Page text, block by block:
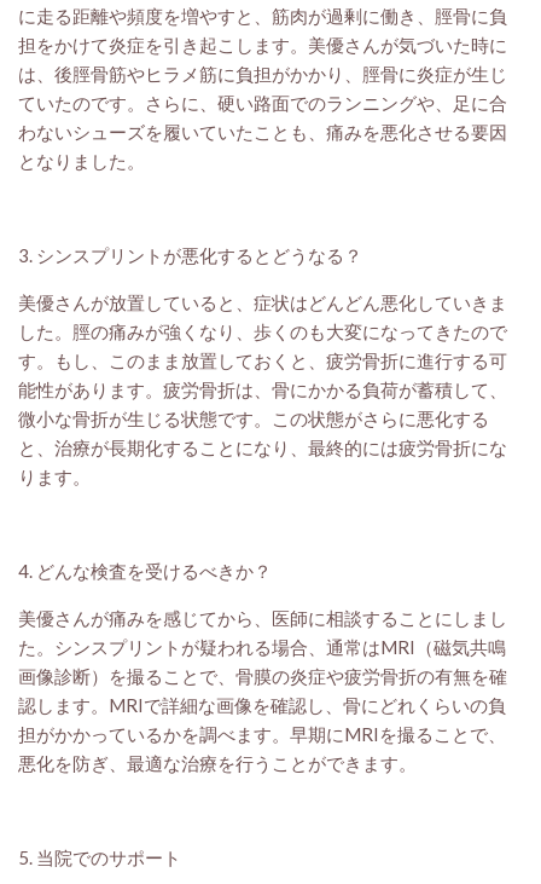
に走る距離や頻度を増やすと、筋肉が過剰に働き、脛骨に負
担をかけて炎症を引き起こします。美優さんが気づいた時に
は、後脛骨筋やヒラメ筋に負担がかかり、脛骨に炎症が生じ
ていたのです。さらに、硬い路面でのランニングや、足に合
わないシューズを履いていたことも、痛みを悪化させる要因
となりました。
3. シンスプリントが悪化するとどうなる？
美優さんが放置していると、症状はどんどん悪化していきま
した。脛の痛みが強くなり、歩くのも大変になってきたので
す。もし、このまま放置しておくと、疲労骨折に進行する可
能性があります。疲労骨折は、骨にかかる負荷が蓄積して、
微小な骨折が生じる状態です。この状態がさらに悪化する
と、治療が長期化することになり、最終的には疲労骨折にな
ります。
4. どんな検査を受けるべきか？
美優さんが痛みを感じてから、医師に相談することにしまし
た。シンスプリントが疑われる場合、通常はMRI（磁気共鳴
画像診断）を撮ることで、骨膜の炎症や疲労骨折の有無を確
認します。MRIで詳細な画像を確認し、骨にどれくらいの負
担がかかっているかを調べます。早期にMRIを撮ることで、
悪化を防ぎ、最適な治療を行うことができます。
5. 当院でのサポート